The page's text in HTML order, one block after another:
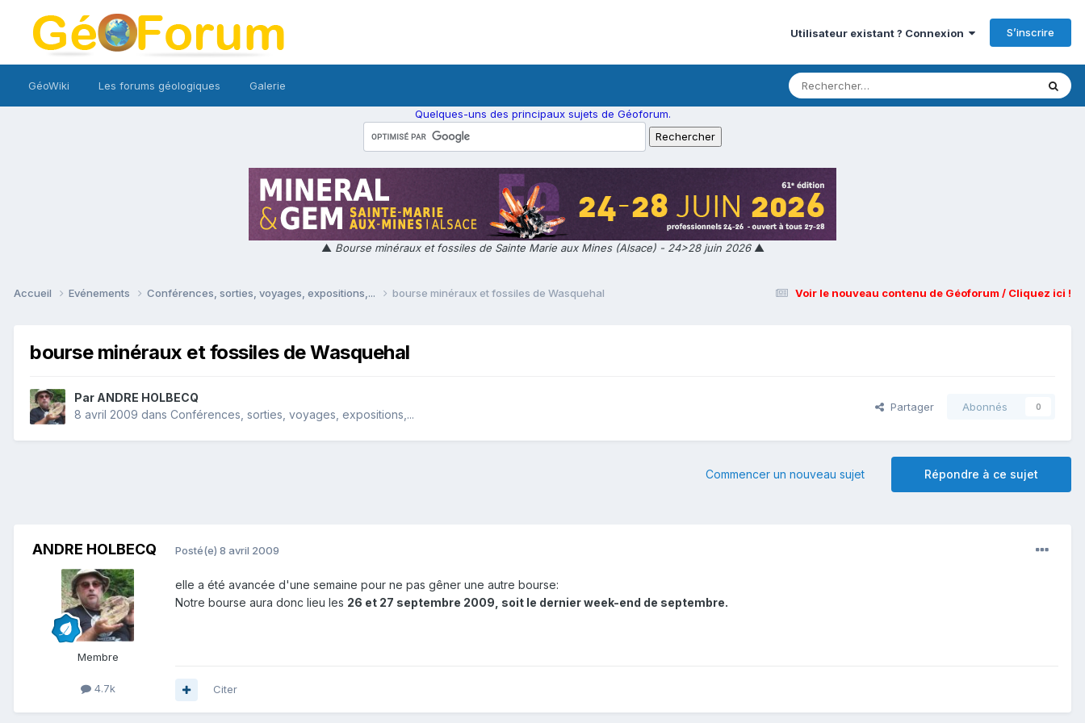
Utilisateur existant ? Connexion S’inscrire
GéoWiki Les forums géologiques Galerie
Quelques-uns des principaux sujets de Géoforum.
▲ Bourse minéraux et fossiles de Sainte Marie aux Mines (Alsace) - 24>28 juin 2026▲
Voir le nouveau contenu de Géoforum / Cliquez ici !
Accueil Evénements Conférences, sorties, voyages, expositions,... bourse minéraux et fossiles de Wasquehal
bourse minéraux et fossiles de Wasquehal
Par ANDRE HOLBECQ
8 avril 2009 dans Conférences, sorties, voyages, expositions,...
Partager Abonnés 0
Répondre à ce sujet
Commencer un nouveau sujet
ANDRE HOLBECQ
Membre
4.7k
Posté(e) 8 avril 2009
elle a été avancée d'une semaine pour ne pas gêner une autre bourse:
Notre bourse aura donc lieu les 26 et 27 septembre 2009, soit le dernier week-end de septembre.
Citer